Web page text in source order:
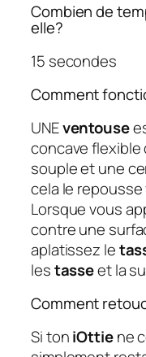
Combien de
elle?
15 secondes
Comment
UNEventouse
concave flexible
souple et une
cela le
Lorsque vous
contre une
aplatissez le
lestasseet la
Comment
Si toniOttiene